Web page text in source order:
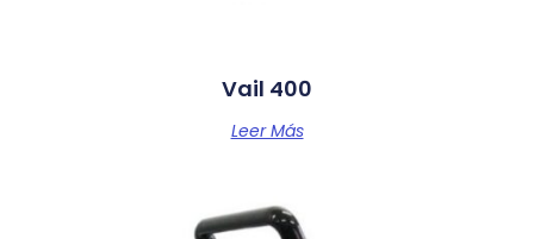
Vail 400
Leer Más